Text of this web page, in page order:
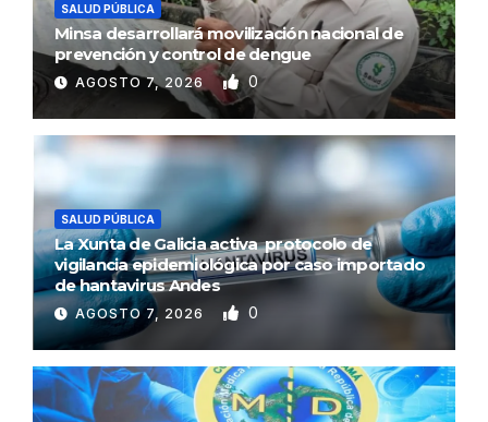
SALUD PÚBLICA
Minsa desarrollará movilización nacional de
prevención y control de dengue
AGOSTO 7, 2026 0
SALUD PÚBLICA
La Xunta de Galicia activa protocolo de
vigilancia epidemiológica por caso importado
de hantavirus Andes
AGOSTO 7, 2026 0